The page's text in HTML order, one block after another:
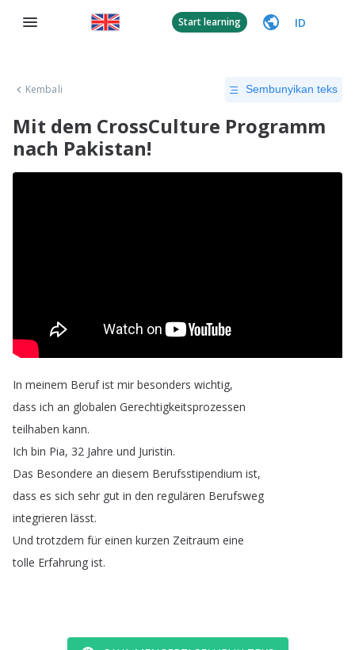
Start learning ID
Kembali Sembunyikan teks
Mit dem CrossCulture Programm
nach Pakistan!
In meinem Beruf ist mir besonders wichtig,
dass ich an globalen Gerechtigkeitsprozessen
teilhaben kann.
Ich bin Pia, 32 Jahre und Juristin.
Das Besondere an diesem Berufsstipendium ist,
dass es sich sehr gut in den regulären Berufsweg
integrieren lässt.
Und trotzdem für einen kurzen Zeitraum eine
tolle Erfahrung ist.